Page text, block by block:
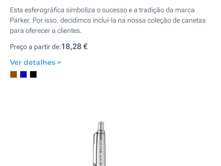
Esta esferográfica simboliza o sucesso e a tradição da marca
Parker. Por isso, decidimos incluí-la na nossa coleção de canetas
para oferecer a clientes.
Preço a partir de:18,28 €
Ver detalhes >